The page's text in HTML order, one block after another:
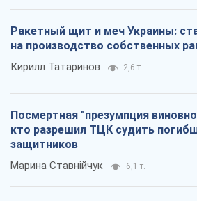
Ракетный щит и меч Украины:
на производство собственных
Кирилл Татаринов 2,6 т.
Посмертная "презумпция
кто разрешил ТЦК судить
защитников
Марина Ставнійчук 6,1 т.